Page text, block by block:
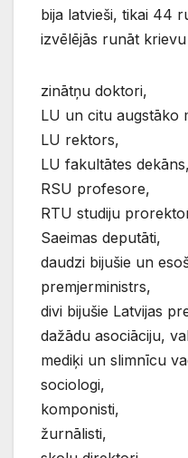
bija latvieši, tikai 44
izvēlējās runāt
zinātņu doktori,
LU un citu augstāko
LU rektors,
LU fakultātes dekāns,
RSU profesore,
RTU studiju
Saeimas deputāti,
daudzi bijušie un
premjerministrs,
divi bijušie Latvijas
dažādu asociāciju,
mediķi un slimnīcu
sociologi,
komponisti,
žurnālisti,